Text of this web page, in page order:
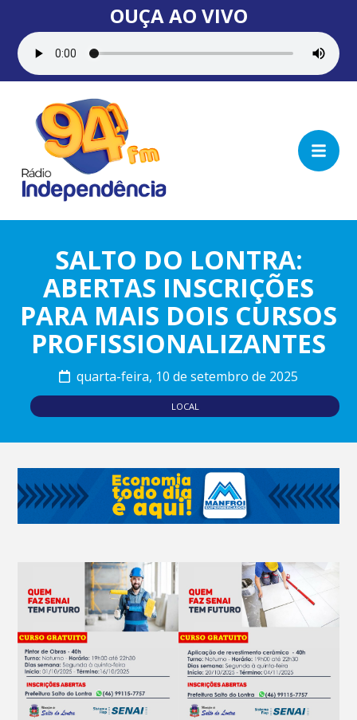
OUÇA AO VIVO
SALTO DO LONTRA:
ABERTAS INSCRIÇÕES
PARA MAIS DOIS CURSOS
PROFISSIONALIZANTES
quarta-feira, 10 de setembro de 2025
LOCAL